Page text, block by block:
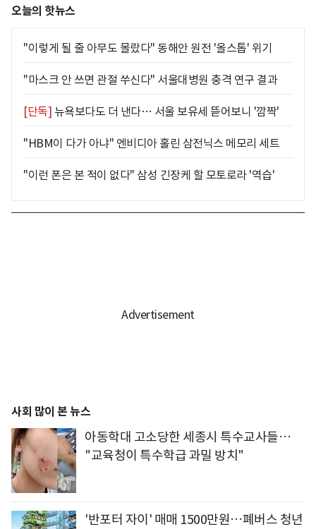
오늘의 핫뉴스
"이렇게 될 줄 아무도 몰랐다" 동해안 원전 '올스톱' 위기
"마스크 안 쓰면 관절 쑤신다" 서울대병원 충격 연구 결과
[단독] 뉴욕보다도 더 낸다… 서울 보유세 뜯어보니 '깜짝'
"HBM이 다가 아냐" 엔비디아 홀린 삼전닉스 메모리 세트
"이런 폰은 본 적이 없다" 삼성 긴장케 할 모토로라 '역습'
사회 많이 본 뉴스
아동학대 고소당한 세종시 특수교사들…
"교육청이 특수학급 과밀 방치"
'반포터 자이' 매매 1500만원…폐버스 청년